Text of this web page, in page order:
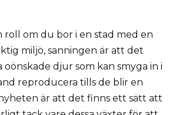
roll om du bor i en stad med en
miljö, sanningen är att det
djur som kan smyga in i
reproducera tills de blir en
är att det finns ett sätt att